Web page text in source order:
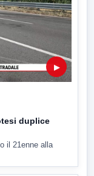
▶
duplice
il 21enne alla